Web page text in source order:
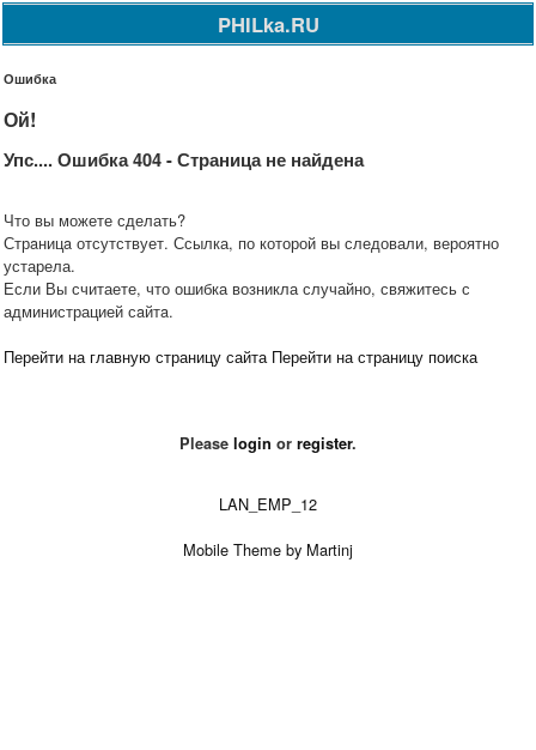
PHILka.RU
Ошибка
Ой!
Упс.... Ошибка 404 - Страница не найдена
Что вы можете сделать?
Стрaницa отсутствует. Ссылка, по которой вы следовали, вероятно
устарела.
Если Вы считаете, что ошибка возникла случайно, свяжитесь с
администрацией сaйтa.
Перейти на главную страницу сайта Перейти на страницу поиска
Please login or register.
LAN_EMP_12
Mobile Theme by Martinj